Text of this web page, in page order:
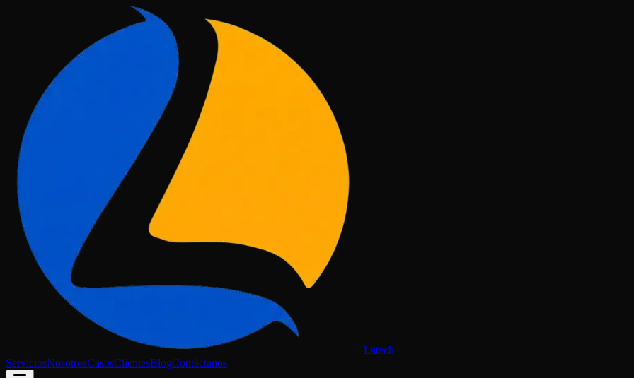
Latech
ServiciosNosotrosCasosClientesBlogContáctanos